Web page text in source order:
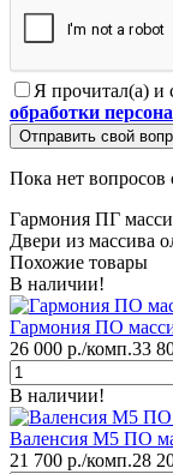
Я прочитал(а) и
обработки
Отправить свой
Пока нет вопросов
Гармония ПГ
Двери из массива
Похожие товары
В наличии!
Гармония ПО
26 000 р./комп.33
В наличии!
Валенсия М5 ПО
21 700 р./комп.28